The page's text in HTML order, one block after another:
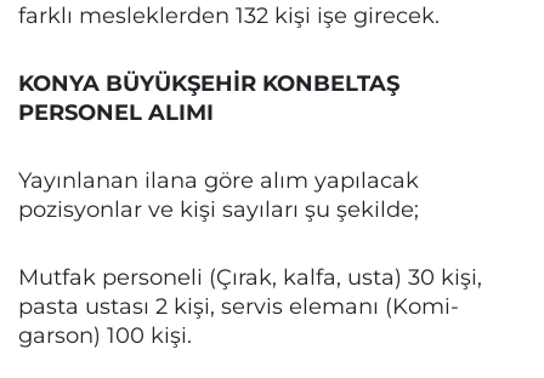
farklı mesleklerden 132 kişi işe girecek.
KONYA BÜYÜKŞEHİR KONBELTAŞ
PERSONEL ALIMI
Yayınlanan ilana göre alım yapılacak
pozisyonlar ve kişi sayıları şu şekilde;
Mutfak personeli (Çırak, kalfa, usta) 30 kişi,
pasta ustası 2 kişi, servis elemanı (Komi-
garson) 100 kişi.